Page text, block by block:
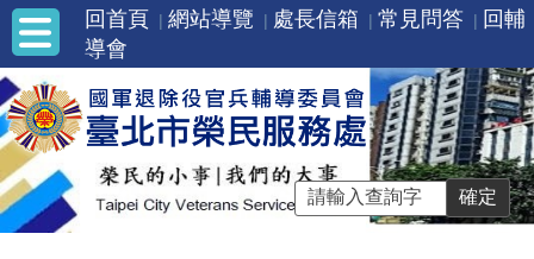
回首頁 網站導覽 處長信箱 常見問答
回輔
導會